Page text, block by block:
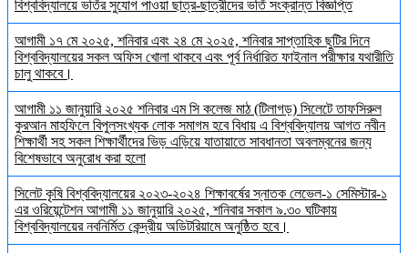
বিশ্ববিদ্যালয়ে ভর্তির সুযোগ পাওয়া ছাত্র-ছাত্রীদের ভর্তি সংক্রান্ত বিজ্ঞপ্তি
আগামী ১৭ মে ২০২৫, শনিবার এবং ২৪ মে ২০২৫, শনিবার সাপ্তাহিক ছুটির দিনে
বিশ্ববিদ্যালয়ের সকল অফিস খোলা থাকবে এবং পূর্ব নির্ধারিত ফাইনাল পরীক্ষার যথারীতি
চালু থাকবে।
আগামী ১১ জানুয়ারি ২০২৫ শনিবার এম সি কলেজ মাঠ (টিলাগড়) সিলেটে তাফসিরুল
কুরআন মাহফিলে বিপুলসংখ্যক লোক সমাগম হবে বিধায় এ বিশ্ববিদ্যালয় আগত নবীন
শিক্ষার্থী সহ সকল শিক্ষার্থীদের ভিড় এড়িয়ে যাতায়াতে সাবধানতা অবলম্বনের জন্য
বিশেষভাবে অনুরোধ করা হলো
সিলেট কৃষি বিশ্ববিদ্যালয়ের ২০২৩-২০২৪ শিক্ষাবর্ষের স্নাতক লেভেল-১ সেমিস্টার-১
এর ওরিয়েন্টেশন আগামী ১১ জানুয়ারি ২০২৫, শনিবার সকাল ৯.৩০ ঘটিকায়
বিশ্ববিদ্যালয়ের নবনির্মিত কেন্দ্রীয় অডিটরিয়ামে অনুষ্ঠিত হবে।